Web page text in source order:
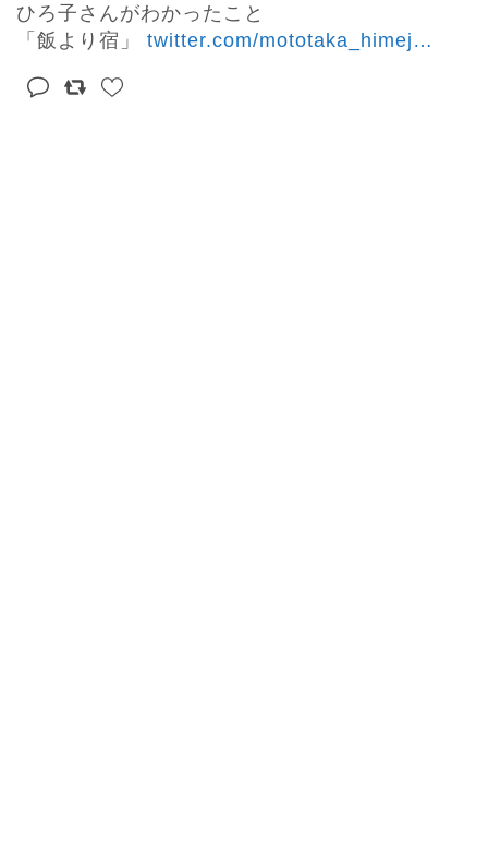
ひろ子さんがわかったこと
「飯より宿」 twitter.com/mototaka_himej …